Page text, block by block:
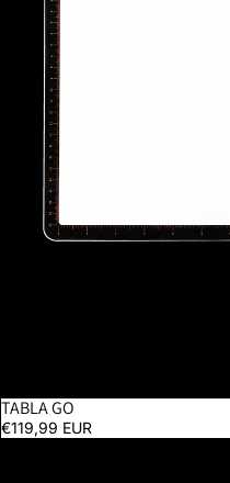
TABLA GO
€119,99 EUR